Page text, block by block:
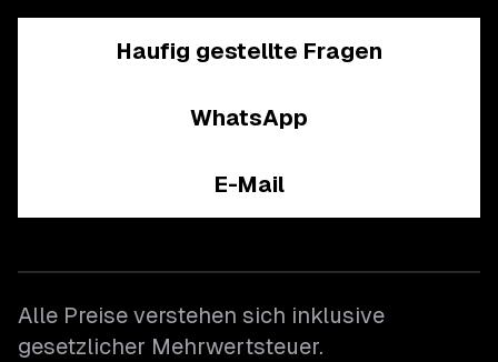
Haufig gestellte Fragen
WhatsApp
E-Mail
Alle Preise verstehen sich inklusive
gesetzlicher Mehrwertsteuer.